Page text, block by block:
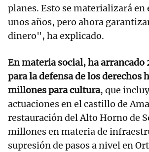
planes. Esto se materializará en
unos años, pero ahora
dinero", ha explicado.
En materia social, ha arrancado
para la defensa de los derechos
millones para cultura, que
actuaciones en el castillo de
restauración del Alto Horno de
millones en materia de
supresión de pasos a nivel en